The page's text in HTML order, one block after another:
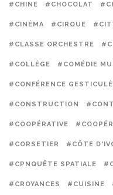
#CHINE #CHOCOLAT
#CINÉMA #CIRQUE
#CLASSE ORCHESTRE
#COLLÈGE #COMÉDIE
#CONFÉRENCE
#CONSTRUCTION
#COOPÉRATIVE
#CORSETIER #CÔTE
#CPNQUÊTE SPATIALE
#CROYANCES #CUISINE